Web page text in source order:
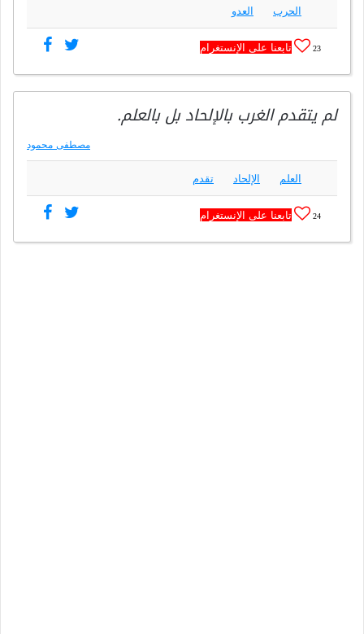
الحرب العدو
23 تابعنا على الإنستغرام
لم يتقدم الغرب بالإلحاد بل بالعلم.
مصطفى محمود
العلم الإلحاد تقدم
24 تابعنا على الإنستغرام